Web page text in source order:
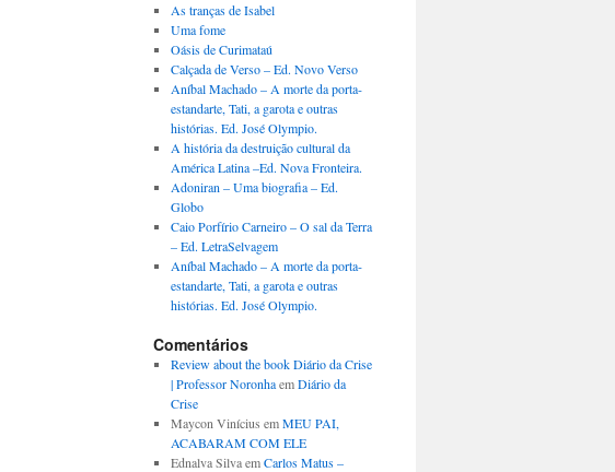
As tranças de Isabel
Uma fome
Oásis de Curimataú
Calçada de Verso – Ed. Novo Verso
Aníbal Machado – A morte da porta-
estandarte, Tati, a garota e outras
histórias. Ed. José Olympio.
A história da destruição cultural da
América Latina –Ed. Nova Fronteira.
Adoniran – Uma biografia – Ed.
Globo
Caio Porfírio Carneiro – O sal da Terra
– Ed. LetraSelvagem
Aníbal Machado – A morte da porta-
estandarte, Tati, a garota e outras
histórias. Ed. José Olympio.
Comentários
Review about the book Diário da Crise
| Professor NoronhaemDiário da
Crise
Maycon Vinícius emMEU PAI,
ACABARAM COM ELE
Ednalva SilvaemCarlos Matus –